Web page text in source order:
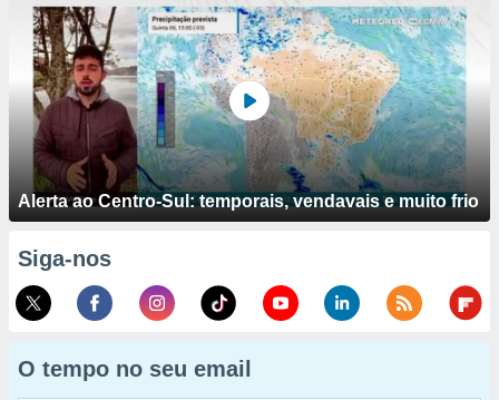
Alerta ao Centro-Sul: temporais, vendavais e muito frio
Siga-nos
O tempo no seu email